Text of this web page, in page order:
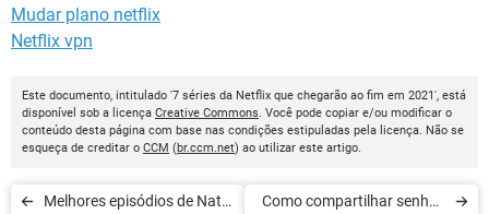
Mudar plano netflix
Netflix vpn
Este documento, intitulado '7 séries da Netflix que chegarão ao fim em 2021', está
disponível sob a licença Creative Commons. Você pode copiar e/ou modificar o
conteúdo desta página com base nas condições estipuladas pela licença. Não se
esqueça de creditar o CCM (br.ccm.net) ao utilizar este artigo.
Melhores episódios de Natal
Como compartilhar senhas